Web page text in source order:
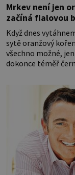
Mrkev není jen
začíná fialovou
Když dnes
sytě oranžový
všechno možné,
dokonce téměř
nedokážeme